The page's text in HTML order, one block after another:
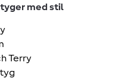
med stil
Terry